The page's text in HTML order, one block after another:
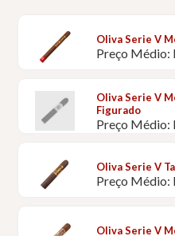
Oliva Serie V
Preço Médio:
Oliva Serie V
Figurado
Preço Médio:
Oliva Serie V
Preço Médio:
Oliva Serie V